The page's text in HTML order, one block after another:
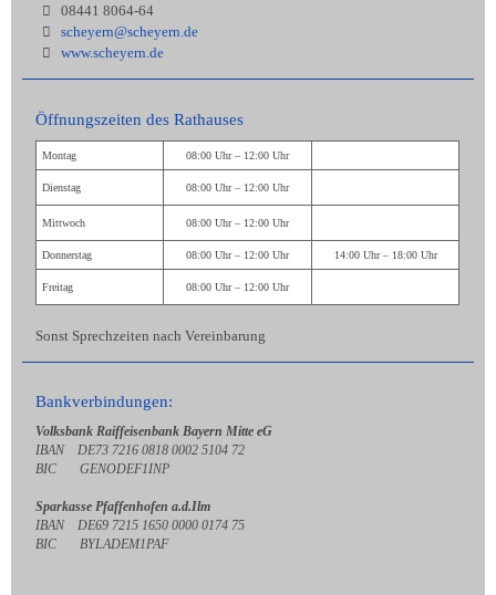
08441 8064-64
scheyern@scheyern.de
www.scheyern.de
Öffnungszeiten des Rathauses
Montag 08:00 Uhr – 12:00 Uhr
Dienstag 08:00 Uhr – 12:00 Uhr
Mittwoch 08:00 Uhr – 12:00 Uhr
Donnerstag 08:00 Uhr – 12:00 Uhr 14:00 Uhr – 18:00 Uhr
Freitag 08:00 Uhr – 12:00 Uhr
Sonst Sprechzeiten nach Vereinbarung
Bankverbindungen:
Volksbank Raiffeisenbank Bayern Mitte eG
IBAN DE73 7216 0818 0002 5104 72
BIC GENODEF1INP
Sparkasse Pfaffenhofen a.d.Ilm
IBAN DE69 7215 1650 0000 0174 75
BIC BYLADEM1PAF